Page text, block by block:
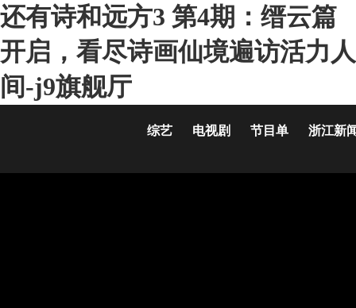
还有诗和远方3 第4期：缙云篇
开启，看尽诗画仙境遍访活力人
间-j9旗舰厅
综艺 电视剧 节目单 浙江新